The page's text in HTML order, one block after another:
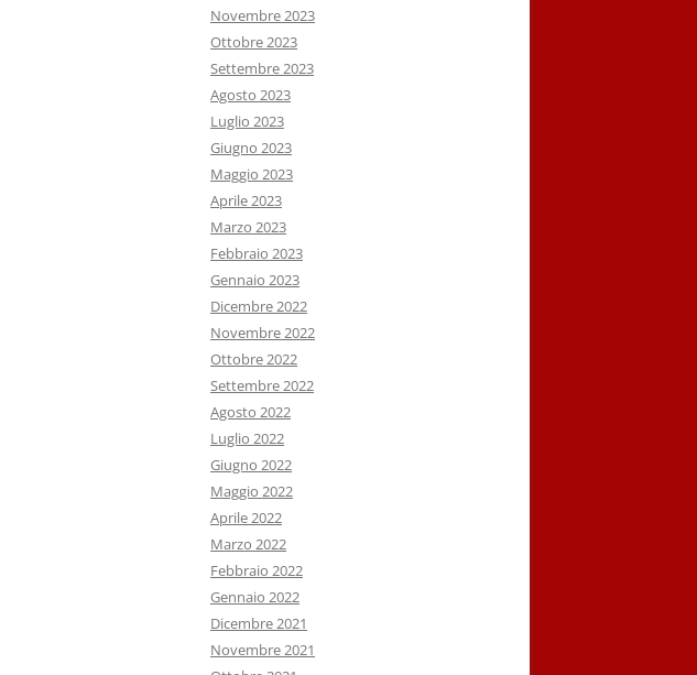
Novembre 2023
Ottobre 2023
Settembre 2023
Agosto 2023
Luglio 2023
Giugno 2023
Maggio 2023
Aprile 2023
Marzo 2023
Febbraio 2023
Gennaio 2023
Dicembre 2022
Novembre 2022
Ottobre 2022
Settembre 2022
Agosto 2022
Luglio 2022
Giugno 2022
Maggio 2022
Aprile 2022
Marzo 2022
Febbraio 2022
Gennaio 2022
Dicembre 2021
Novembre 2021